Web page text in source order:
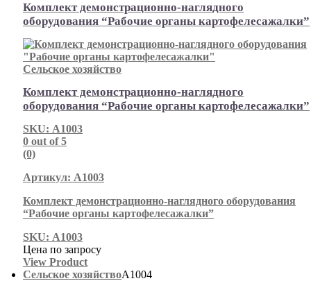
Комплект демонстрационно-наглядного
оборудования “Рабочие органы картофелесажалки”
Сельское хозяйство
Комплект демонстрационно-наглядного
оборудования “Рабочие органы картофелесажалки”
SKU: А1003
0 out of 5
(0)
Артикул: А1003
Комплект демонстрационно-наглядного оборудования
“Рабочие органы картофелесажалки”
SKU: А1003
Цена по запросу
View Product
Сельское хозяйствоА1004